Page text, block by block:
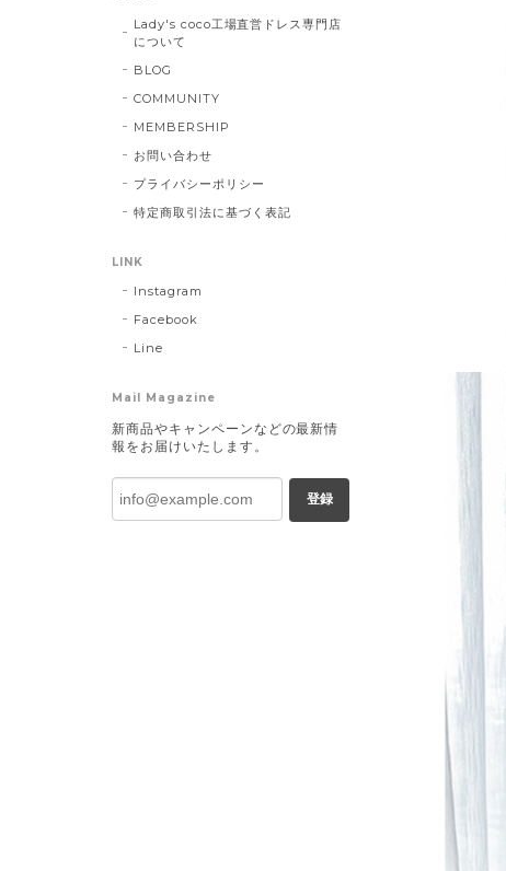
Lady's coco工場直営ドレス専門店
について
BLOG
COMMUNITY
MEMBERSHIP
お問い合わせ
プライバシーポリシー
特定商取引法に基づく表記
LINK
Instagram
Facebook
Line
Mail Magazine
新商品やキャンペーンなどの最新情
報をお届けいたします。
登録